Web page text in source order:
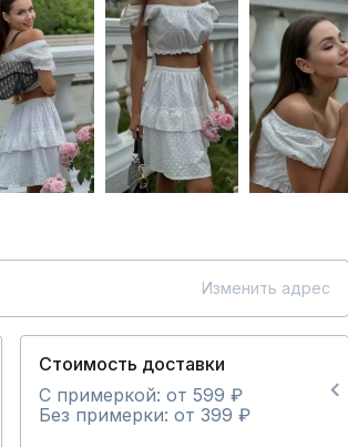
Изменить адрес
Стоимость доставки
С примеркой: от 599 ₽
Без примерки: от 399 ₽